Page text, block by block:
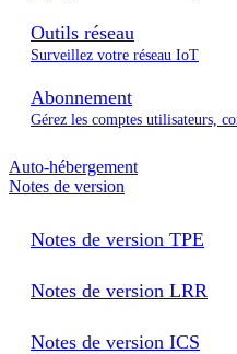
Outils réseau
Surveillez votre réseau IoT
Abonnement
Gérez les comptes utilisateurs,
Auto-hébergement
Notes de version
Notes de version TPE
Notes de version LRR
Notes de version ICS